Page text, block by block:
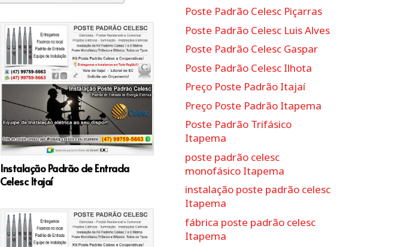
Instalação Padrão de Entrada
Celesc Itajaí
Poste Padrão Celesc Piçarras
Poste Padrão Celesc Luis Alves
Poste Padrão Celesc Gaspar
Poste Padrão Celesc Ilhota
Preço Poste Padrão Itajaí
Preço Poste Padrão Itapema
Poste Padrão Trifásico
Itapema
poste padrão celesc
monofásico Itapema
instalação poste padrão celesc
Itapema
fábrica poste padrão celesc
Itapema